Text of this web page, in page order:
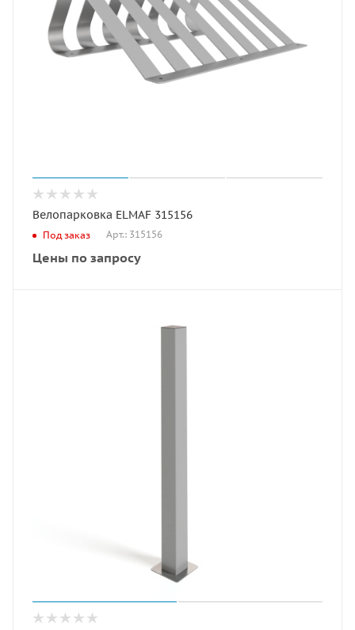
Велопарковка ELMAF 315156
Под заказ Арт.: 315156
Цены по запросу